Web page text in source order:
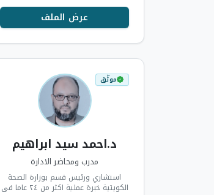
عرض الملف
موثّق
د.احمد سيد ابراهيم
مدرب ومحاضر الادارة
استشاري ورئيس قسم بوزارة الصحة
الكويتية خبرة عملية اكثر من ٢٤ عاما فى